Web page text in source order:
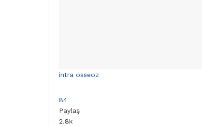
intra osseoz
84
Paylaş
2.8k